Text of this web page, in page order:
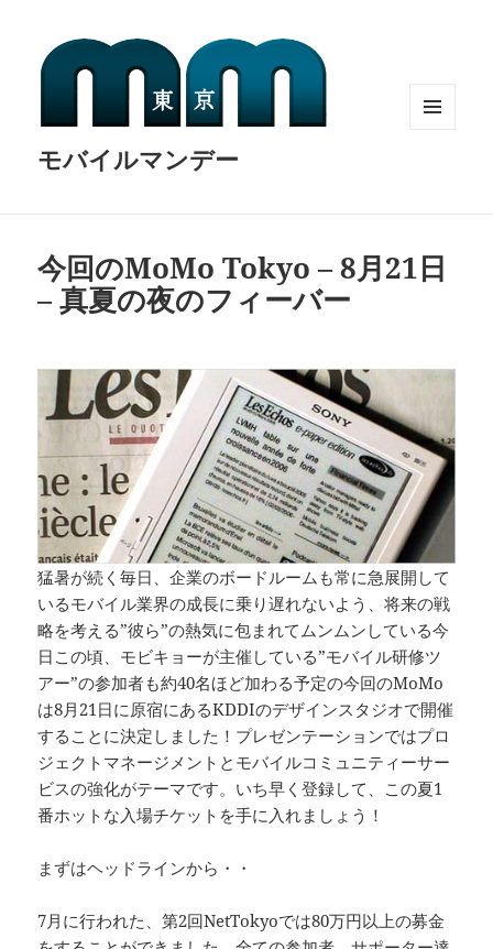
モバイルマンデー
今回のMoMo Tokyo – 8月21日
– 真夏の夜のフィーバー
猛暑が続く毎日、企業のボードルームも常に急展開して
いるモバイル業界の成長に乗り遅れないよう、将来の戦
略を考える”彼ら”の熱気に包まれてムンムンしている今
日この頃、モビキョーが主催している”モバイル研修ツ
アー”の参加者も約40名ほど加わる予定の今回のMoMo
は8月21日に原宿にあるKDDIのデザインスタジオで開催
することに決定しました！プレゼンテーションではプロ
ジェクトマネージメントとモバイルコミュニティーサー
ビスの強化がテーマです。いち早く登録して、この夏1
番ホットな入場チケットを手に入れましょう！
まずはヘッドラインから・・
7月に行われた、第2回NetTokyoでは80万円以上の募金